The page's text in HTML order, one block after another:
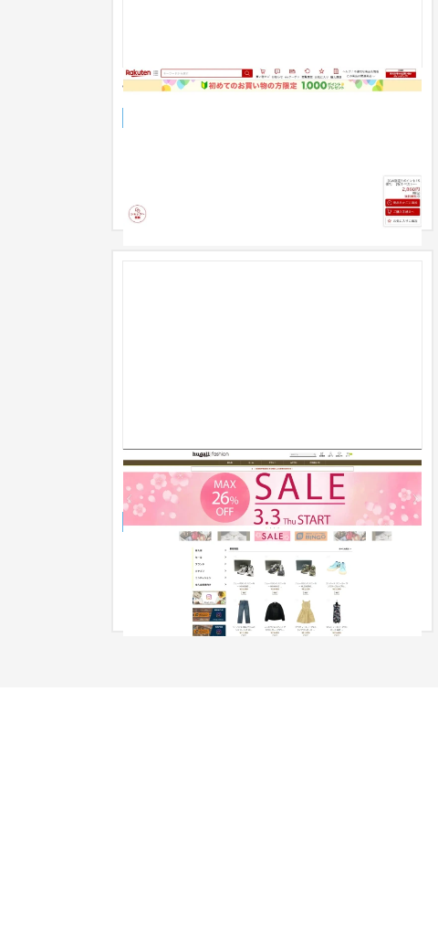
ナチュライフハック様楽天商品ページ制作
【Shopify構築】ブックオフコーポレーシ
ョン株式会社 / hugall
ECサイト ファッション・アパレル
自社ECサイト開設に伴う開発ディレクション、デザ
イン、独自デザインのテーマ実装（Liquidコーディ
ング）、アプリのご提案・導入...